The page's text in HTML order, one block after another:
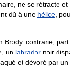
ne se rétracte et
dû à une hélice,
Brody, contrarié,
un labrador noir
et dévoré par un